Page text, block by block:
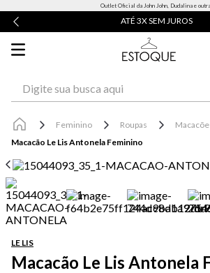
Outlet Oficial da John John, Dudalina e
ATÉ 3X SEM JUROS
Feminino Roupas
Macacão Le Lis Antonela Feminino
LE LIS
Macacão Le Lis Antonela